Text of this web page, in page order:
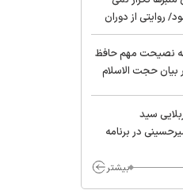
روایتی از دوران
و نوجوانی این
بزرگ و نویسنده و
جهان اسلام
نصیحت مهم حافظ
بیان حجت الاسلام
سید
در برنامه
چاوشی چه
بیشتر